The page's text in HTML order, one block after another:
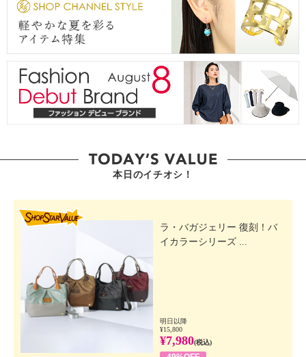
本日のイチオシ！
ラ・バガジェリー 復刻！バ
イカラーシリーズ ...
明日以降
¥15,800
¥7,980(税込)